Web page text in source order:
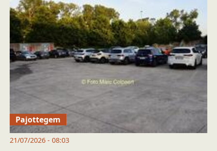
Pajottegem
21/07/2026 - 08:03